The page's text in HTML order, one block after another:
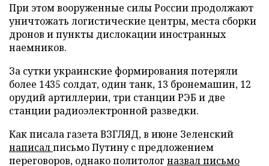
При этом вооруженные силы России продолжают
уничтожать логистические центры, места сборки
дронов и пункты дислокации иностранных
наемников.
За сутки украинские формирования потеряли
более 1435 солдат, один танк, 13 бронемашин, 12
орудий артиллерии, три станции РЭБ и две
станции радиоэлектронной разведки.
Как писала газета ВЗГЛЯД, в июне Зеленский
написалписьмо Путину с предложением
переговоров, однако политолог назвал письмо